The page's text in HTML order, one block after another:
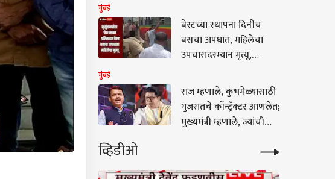
मुंबई
बेस्टच्या स्थापना दिनीच
बसचा अपघात, महिलेचा
उपचारादरम्यान मृत्यू,
परिसरात घडली घटना
मुंबई
राज म्हणाले, कुंभमेळ्यासाठी
गुजरातचे कॉन्ट्रॅक्टर आणलेत;
मुख्यमंत्री म्हणाले, ज्यांची
व्हिडीओ